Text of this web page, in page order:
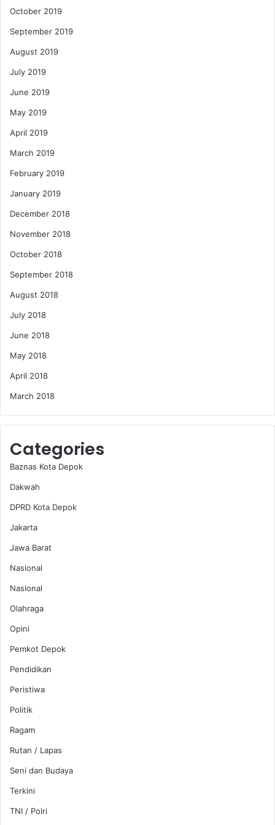
October 2019
September 2019
August 2019
July 2019
June 2019
May 2019
April 2019
March 2019
February 2019
January 2019
December 2018
November 2018
October 2018
September 2018
August 2018
July 2018
June 2018
May 2018
April 2018
March 2018
Categories
Baznas Kota Depok
Dakwah
DPRD Kota Depok
Jakarta
Jawa Barat
Nasional
Nasional
Olahraga
Opini
Pemkot Depok
Pendidikan
Peristiwa
Politik
Ragam
Rutan / Lapas
Seni dan Budaya
Terkini
TNI / Polri